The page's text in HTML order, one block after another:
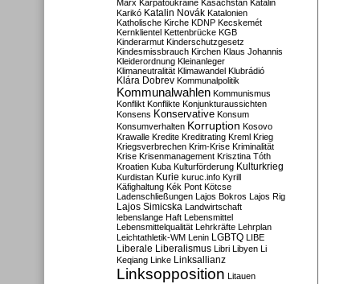
Marx Karpatoukraine Kasachstan Katalin
Karikó Katalin Novák Katalonien
Katholische Kirche KDNP Kecskemét
Kernklientel Kettenbrücke KGB
Kinderarmut Kinderschutzgesetz
Kindesmissbrauch Kirchen Klaus Johannis
Kleiderordnung Kleinanleger
Klimaneutralität Klimawandel Klubrádió
Klára Dobrev Kommunalpolitik
Kommunalwahlen Kommunismus
Konflikt Konflikte Konjunkturaussichten
Konsens Konservative Konsum
Konsumverhalten Korruption Kosovo
Krawalle Kredite Kreditrating Kreml Krieg
Kriegsverbrechen Krim-Krise Kriminalität
Krise Krisenmanagement Krisztina Tóth
Kroatien Kuba Kulturförderung Kulturkrieg
Kurdistan Kurie kuruc.info Kyrill
Käfighaltung Kék Pont Kötcse
Ladenschließungen Lajos Bokros Lajos Rig
Lajos Simicska Landwirtschaft
lebenslange Haft Lebensmittel
Lebensmittelqualität Lehrkräfte Lehrplan
Leichtathletik-WM Lenin LGBTQ LIBE
Liberale Liberalismus Libri Libyen Li
Keqiang Linke Linksallianz
Linksopposition Litauen